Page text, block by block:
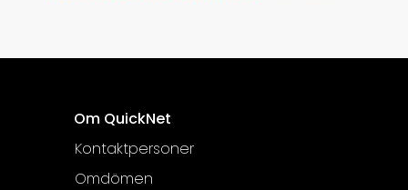
Om QuickNet
Kontaktpersoner
Omdömen